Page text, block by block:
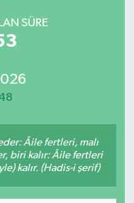
SÜRE
Âile fertleri, malı
biri kalır: Âile fertleri
kalır. (Hadis-i şerif)